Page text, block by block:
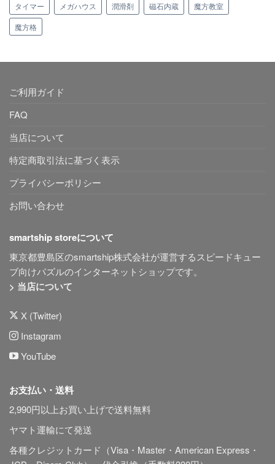
タイマー
メガハウス 潤滑剤 磁石内蔵
魔方教室
魔方格
ご利用ガイド
FAQ
当店について
特定商取引法に基づく表示
プライバシーポリシー
お問い合わせ
smartship storeについて
東京都豊島区のsmartship株式会社が運営するスピードキュー
ブ向けパズルのインターネットショップです。
> 当店について
X (Twitter)
Instagram
YouTube
お支払い・送料
2,990円以上お買い上げで送料無料
ヤマト運輸にて発送
各種クレジットカード（Visa・Master・American Express・